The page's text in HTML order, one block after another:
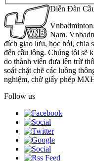
Diễn Đàn
Nam.
đích giao lưu, học hỏi, chia
đến cầu lông. Chúng tôi sẽ
do thành viên đưa lên trừ
soát chặt chẽ các luồng
nghiệm, chờ giấy phép
Follow us